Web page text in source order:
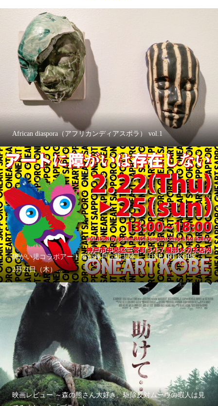
African diaspora（アフリカンディアスポラ） vol.1
障がい児コラボアート展が神戸に初上陸！「ONEART KOBE」
2月21日（木）...
映画レビュー ～森の熊さん大好き、駆除反対ムーヴの暇人は見